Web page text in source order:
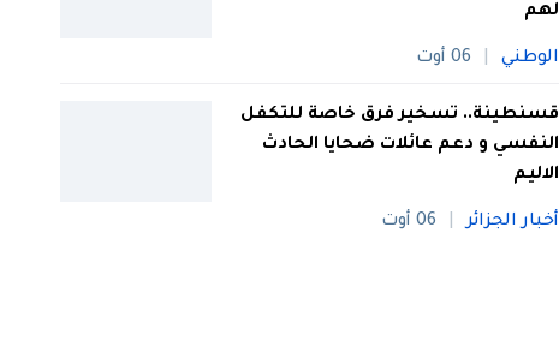
لهم
الوطني 06 أوت
قسنطينة.. تسخير فرق خاصة للتكفل
النفسي و دعم عائلات ضحايا الحادث
الاليم
أخبار الجزائر 06 أوت